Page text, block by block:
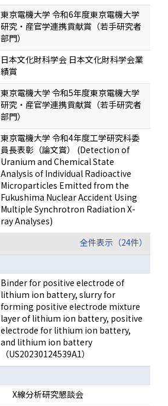
東京電機大学 令和6年度東京電機大学
研究・産官学連携貢献賞（若手研究者
部門）
日本文化財科学会 日本文化財科学会業
績賞
東京電機大学 令和5年度東京電機大学
研究・産官学連携貢献賞（若手研究者
部門）
東京電機大学 令和4年度工学研究科委
員長表彰（論文賞） (Detection of
Uranium and Chemical State
Analysis of Individual Radioactive
Microparticles Emitted from the
Fukushima Nuclear Accident Using
Multiple Synchrotron Radiation X-
ray Analyses)
全件表示（24件）
Binder for positive electrode of
lithium ion battery, slurry for
forming positive electrode mixture
layer of lithium ion battery, positive
electrode for lithium ion battery,
and lithium ion battery
（US20230124539A1）
X線分析研究懇談会